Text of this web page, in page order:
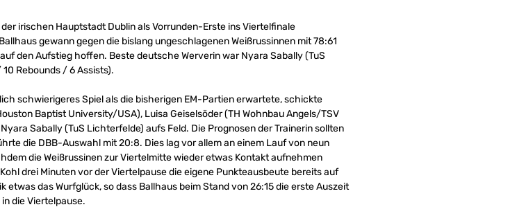
irischen Hauptstadt Dublin als Vorrunden-Erste ins Viertelfinale
gewann gegen die bislang ungeschlagenen Weißrussinnen mit 78:61
den Aufstieg hoffen. Beste deutsche Werverin war Nyara Sabally (TuS
Rebounds / 6 Assists).
schwierigeres Spiel als die bisherigen EM-Partien erwartete, schickte
Baptist University/USA), Luisa Geiselsöder (TH Wohnbau Angels/TSV
Sabally (TuS Lichterfelde) aufs Feld. Die Prognosen der Trainerin sollten
die DBB-Auswahl mit 20:8. Dies lag vor allem an einem Lauf von neun
die Weißrussinen zur Viertelmitte wieder etwas Kontakt aufnehmen
drei Minuten vor der Viertelpause die eigene Punkteausbeute bereits auf
das Wurfglück, so dass Ballhaus beim Stand von 26:15 die erste Auszeit
die Viertelpause.